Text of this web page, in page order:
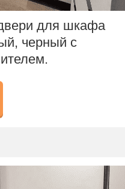
для шкафа
черный с